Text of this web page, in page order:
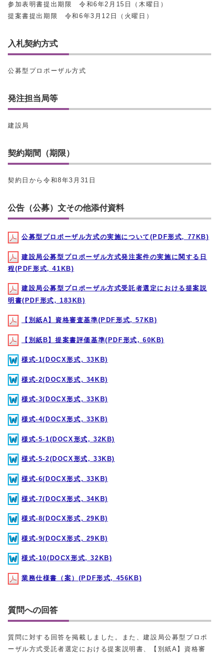
参加表明書提出期限 令和6年2月15日（木曜日）
提案書提出期限 令和6年3月12日（火曜日）
入札契約方式
公募型プロポーザル方式
発注担当局等
建設局
契約期間（期限）
契約日から令和8年3月31日
公告（公募）文その他添付資料
公募型プロポーザル方式の実施について(PDF形式, 77KB)
建設局公募型プロポーザル方式発注案件の実施に関する日
程(PDF形式, 41KB)
建設局公募型プロポーザル方式受託者選定における提案説
明書(PDF形式, 183KB)
【別紙A】資格審査基準(PDF形式, 57KB)
【別紙B】提案書評価基準(PDF形式, 60KB)
様式-1(DOCX形式, 33KB)
様式-2(DOCX形式, 34KB)
様式-3(DOCX形式, 33KB)
様式-4(DOCX形式, 33KB)
様式-5-1(DOCX形式, 32KB)
様式-5-2(DOCX形式, 33KB)
様式-6(DOCX形式, 33KB)
様式-7(DOCX形式, 34KB)
様式-8(DOCX形式, 29KB)
様式-9(DOCX形式, 29KB)
様式-10(DOCX形式, 32KB)
業務仕様書（案）(PDF形式, 456KB)
質問への回答
質問に対する回答を掲載しました。また、建設局公募型プロポ
ーザル方式受託者選定における提案説明書、【別紙A】資格審